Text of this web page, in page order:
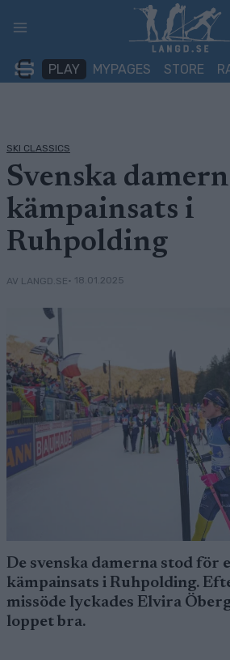
PLAY MYPAGES STORE
SKI CLASSICS
Svenska
kämpainsats i
Ruhpolding
AV LANGD.SE• 18.01.2025
De svenska damerna stod för
kämpainsats i Ruhpolding.
missöde lyckades Elvira
loppet bra.